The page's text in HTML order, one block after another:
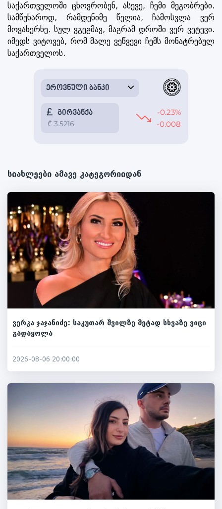
საქართველოში ცხოვრობენ, ასევე, ჩემი მეგობრები.
სამწუხაროდ, რამდენიმე წელია, ჩამოსვლა ვერ
მოვახერხე. სულ ვგეგმავ, მაგრამ დროში ვერ ვეტევი.
იმედს ვიტოვებ, რომ მალე ვეწვევი ჩემს მონატრებულ
საქართველოს.
სიახლეები ამავე კატეგორიიდან
ვერკა ჯაჯანიძე: საკუთარ შვილზე მეტად სხვაზე ვიცი
გადაყოლა
2026-08-06 20:00:00